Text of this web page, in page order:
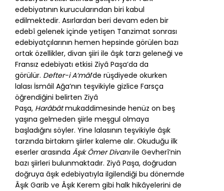
edebiyatının kurucularından biri kabul
edilmektedir. Asırlardan beri devam eden bir
edebî gelenek içinde yetişen Tanzimat sonrası
edebiyatçılarının hemen hepsinde görülen bazı
ortak özellikler, divan şiiri ile âşık tarzı geleneği ve
Fransız edebiyatı etkisi Ziyâ Paşa’da da
görülür. Defter-i A‘mâl’de rüşdiyede okurken
lalası İsmâil Ağa’nın teşvikiyle gizlice Farsça
öğrendiğini belirten Ziyâ
Paşa, Harâbâtmukaddimesinde henüz on beş
yaşına gelmeden şiirle meşgul olmaya
başladığını söyler. Yine lalasının teşvikiyle âşık
tarzında birtakım şiirler kaleme alır. Okuduğu ilk
eserler arasında Âşık Ömer Divanıile Gevherî’nin
bazı şiirleri bulunmaktadır. Ziyâ Paşa, doğrudan
doğruya âşık edebiyatıyla ilgilendiği bu dönemde
Âşık Garib ve Âşık Kerem gibi halk hikâyelerini de